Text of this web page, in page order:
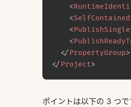
<
<SelfContained
<
<
</PropertyGroup>
</Project>
ポイントは以下の 3 つで